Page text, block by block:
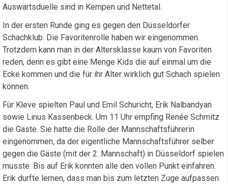
Auswärtsduelle sind in Kempen und Nettetal.
In der ersten Runde ging es gegen den Düsseldorfer
Schachklub. Die Favoritenrolle haben wir eingenommen.
Trotzdem kann man in der Altersklasse kaum von Favoriten
reden, denn es gibt eine Menge Kids die auf einmal um die
Ecke kommen und die für ihr Alter wirklich gut Schach spielen
können.
Für Kleve spielten Paul und Emil Schuricht, Erik Nalbandyan
sowie Linus Kassenbeck. Um 11 Uhr empfing Renée Schmitz
die Gäste. Sie hatte die Rolle der Mannschaftsführerin
eingenommen, da der eigentliche Mannschaftsführer selber
gegen die Gäste (mit der 2. Mannschaft) in Düsseldorf spielen
musste. Bis auf Erik konnten alle den vollen Punkt einfahren.
Erik durfte lernen, dass man bis zum letzten Zuge aufpassen